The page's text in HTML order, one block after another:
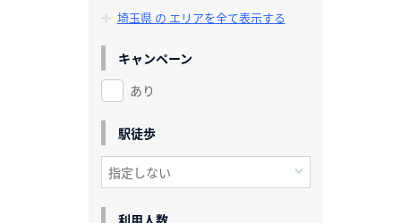
埼玉県 の エリアを全て表示する
キャンペーン
あり
駅徒歩
利用人数